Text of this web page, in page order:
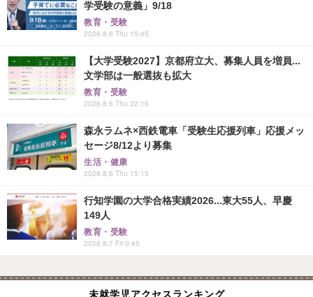
学受験の意義」9/18
教育・受験
2026.8.6 Thu 15:45
【大学受験2027】京都府立大、募集人員を増員...
文学部は一般選抜も拡大
教育・受験
2026.8.6 Thu 22:15
森永ラムネ×西鉄電車「受験生応援列車」応援メッ
セージ8/12より募集
生活・健康
2026.8.6 Thu 15:15
行知学園の大学合格実績2026...東大55人、早慶
149人
教育・受験
2026.8.7 Fri 0:45
未就学児アクセスランキング